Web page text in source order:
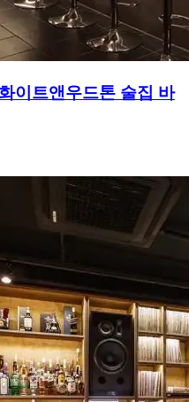
이트앤우드톤 술집 바